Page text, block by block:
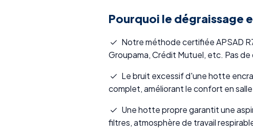
Pourquoi le dégraissage
Notre méthode certifiée APSAD
Groupama, Crédit Mutuel, etc. Pas
Le bruit excessif d'une hotte
complet, améliorant le confort en
Une hotte propre garantit une
filtres, atmosphère de travail